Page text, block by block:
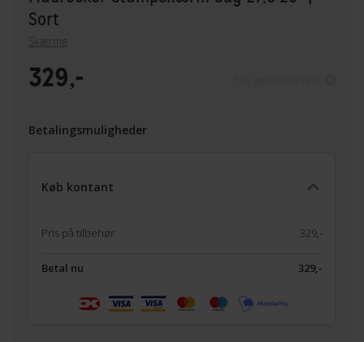
Sort
Skærme
329,-
Betalingsmuligheder
Køb kontant
Pris på tilbehør 329,-
Betal nu 329,-